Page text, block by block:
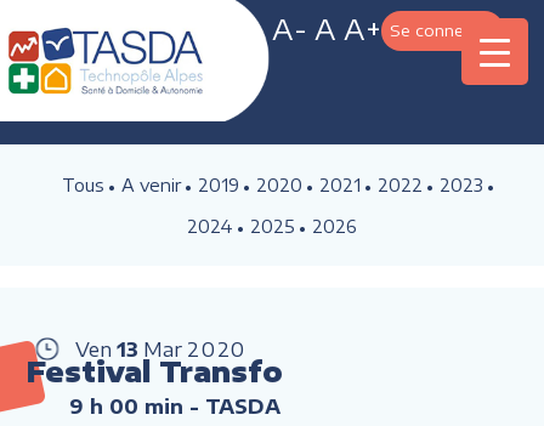
A- A A+ Se connecter
Tous A venir 2019 2020 2021 2022
2023
2024
2025 2026
Ven 13 Mar 2020
Festival Transfo
9 h 00 min - TASDA